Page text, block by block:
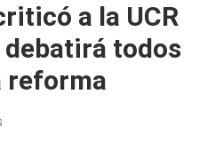
a la UCR
todos
reforma